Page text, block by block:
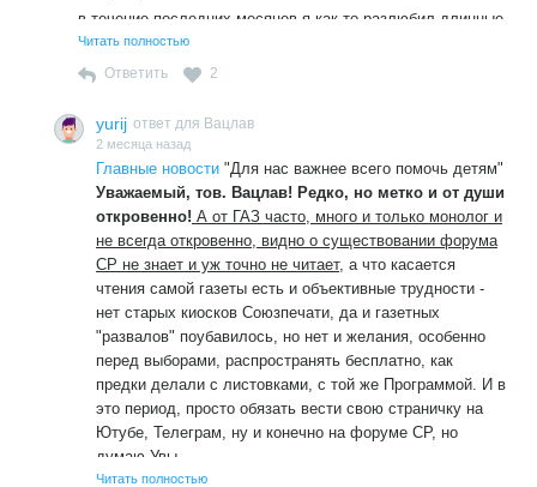
в течение последних месяцев я как-то разлюбил длинные
выступления, которые сплошь так и никто не читает,
пожалуй, за исключением пенсионеров, которым скучно
исключением редкостных светил - не читает. Конечно, это
скажется в очередной раз должным образом уже в
сентябре с.г., в ходе российских парламентских выборов.
Победит с уверенностью в 100 % правящая
олигархическая партия власти в РФ, т.е. Единая Россия.
Это как две капли воды подобает на общественную
обстановку на моей родине, т.е. в Чешской Республике. У
нас соответственно так не один раз победила
олигархическая партия долларовогомиллиардера
Андрея Бабиша. Что примечательно, в 80-е гг. г-н Бабиш
состоял в рядах Компартии Чехословакии, его отец
Штефан Бабиш большую часть своей жизни проработал
руководителем отдела внешней торговли. В 1969-1975 гг.
был атташе по торговле в постоянном
представительстве ЧССР при ООН в Женеве,
представлял страну на переговорах
Читать полностью
Ответить 2
yurij ответ для Вацлав
2 месяца назад
Главные новости "Для нас важнее всего помочь детям"
Уважаемый, тов. Вацлав! Редко, но метко и от души
откровенно! А от ГАЗ часто, много и только монолог и
не всегда откровенно, видно о существовании форума
СР не знает и уж точно не читает, а что касается
чтения самой газеты есть и объективные трудности -
нет старых киосков Союзпечати, да и газетных
"развалов" поубавилось, но нет и желания, особенно
перед выборами, распространять бесплатно, как
предки делали с листовками, с той же Программой. И в
это период, просто обязать вести свою страничку на
Ютубе, Телеграм, ну и конечно на форуме СР, но
думаю Увы....
Читать полностью